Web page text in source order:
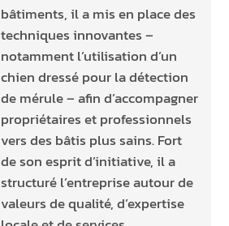
bâtiments, il a mis en place des
techniques innovantes –
notamment l’utilisation d’un
chien dressé pour la détection
de mérule – afin d’accompagner
propriétaires et professionnels
vers des bâtis plus sains. Fort
de son esprit d’initiative, il a
structuré l’entreprise autour de
valeurs de qualité, d’expertise